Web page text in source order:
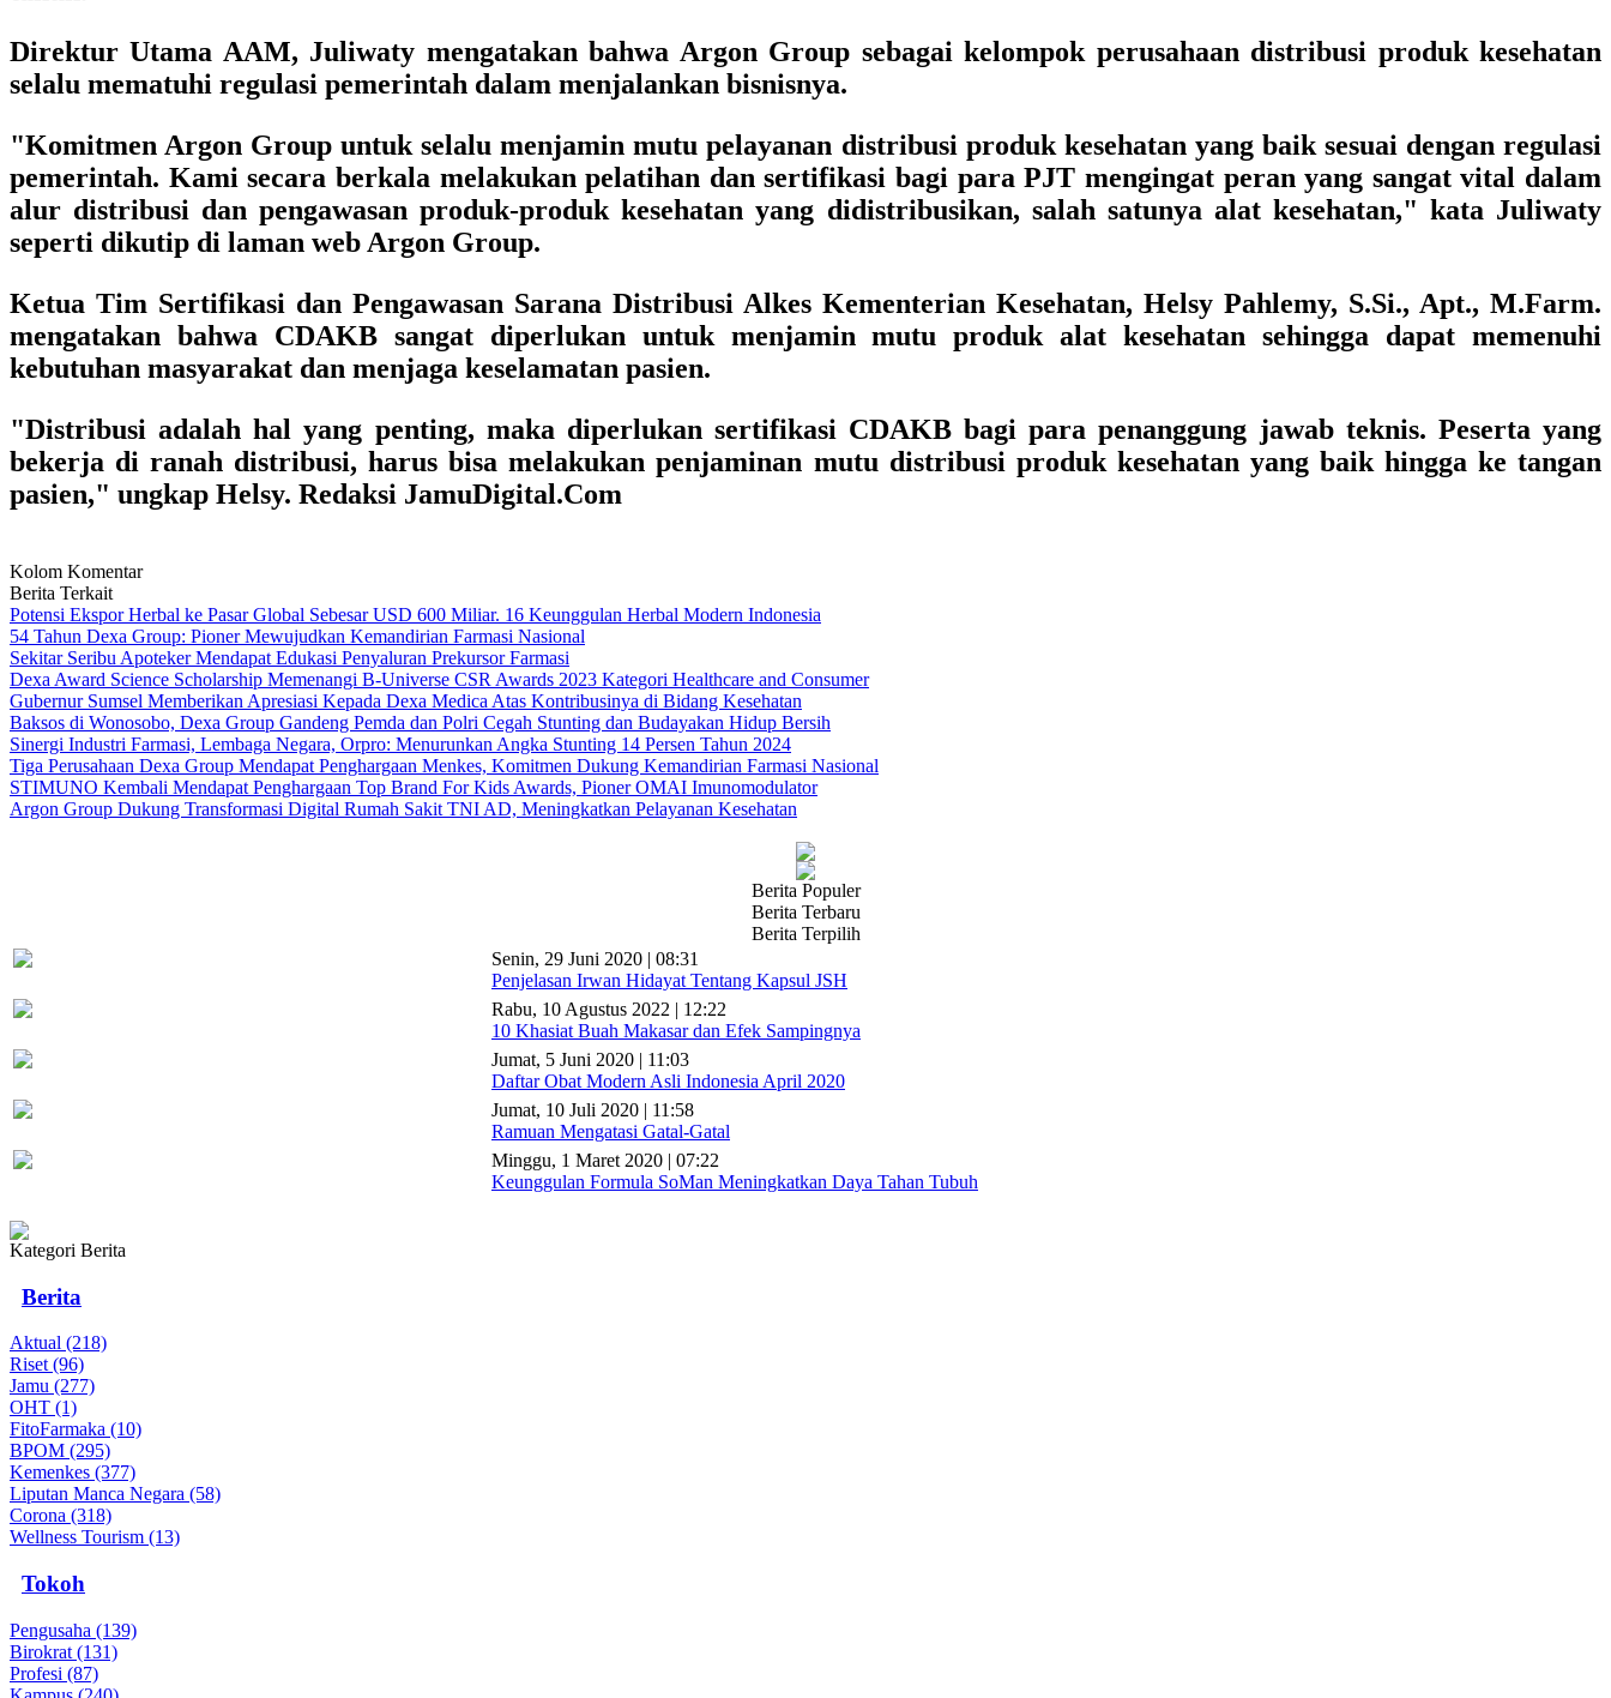
Direktur Utama AAM, Juliwaty mengatakan bahwa Argon Group sebagai kelompok perusahaan distribusi produk kesehatan
selalu mematuhi regulasi pemerintah dalam menjalankan bisnisnya.
"Komitmen Argon Group untuk selalu menjamin mutu pelayanan distribusi produk kesehatan yang baik sesuai dengan regulasi
pemerintah. Kami secara berkala melakukan pelatihan dan sertifikasi bagi para PJT mengingat peran yang sangat vital dalam
alur distribusi dan pengawasan produk-produk kesehatan yang didistribusikan, salah satunya alat kesehatan," kata Juliwaty
seperti dikutip di laman web Argon Group.
Ketua Tim Sertifikasi dan Pengawasan Sarana Distribusi Alkes Kementerian Kesehatan, Helsy Pahlemy, S.Si., Apt., M.Farm.
mengatakan bahwa CDAKB sangat diperlukan untuk menjamin mutu produk alat kesehatan sehingga dapat memenuhi
kebutuhan masyarakat dan menjaga keselamatan pasien.
"Distribusi adalah hal yang penting, maka diperlukan sertifikasi CDAKB bagi para penanggung jawab teknis. Peserta yang
bekerja di ranah distribusi, harus bisa melakukan penjaminan mutu distribusi produk kesehatan yang baik hingga ke tangan
pasien," ungkap Helsy. Redaksi JamuDigital.Com
Kolom Komentar
Berita Terkait
Potensi Ekspor Herbal ke Pasar Global Sebesar USD 600 Miliar. 16 Keunggulan Herbal Modern Indonesia
54 Tahun Dexa Group: Pioner Mewujudkan Kemandirian Farmasi Nasional
Sekitar Seribu Apoteker Mendapat Edukasi Penyaluran Prekursor Farmasi
Dexa Award Science Scholarship Memenangi B-Universe CSR Awards 2023 Kategori Healthcare and Consumer
Gubernur Sumsel Memberikan Apresiasi Kepada Dexa Medica Atas Kontribusinya di Bidang Kesehatan
Baksos di Wonosobo, Dexa Group Gandeng Pemda dan Polri Cegah Stunting dan Budayakan Hidup Bersih
Sinergi Industri Farmasi, Lembaga Negara, Orpro: Menurunkan Angka Stunting 14 Persen Tahun 2024
Tiga Perusahaan Dexa Group Mendapat Penghargaan Menkes, Komitmen Dukung Kemandirian Farmasi Nasional
STIMUNO Kembali Mendapat Penghargaan Top Brand For Kids Awards, Pioner OMAI Imunomodulator
Argon Group Dukung Transformasi Digital Rumah Sakit TNI AD, Meningkatkan Pelayanan Kesehatan
Berita Populer
Berita Terbaru
Berita Terpilih
Senin, 29 Juni 2020 | 08:31
Penjelasan Irwan Hidayat Tentang Kapsul JSH
Rabu, 10 Agustus 2022 | 12:22
10 Khasiat Buah Makasar dan Efek Sampingnya
Jumat, 5 Juni 2020 | 11:03
Daftar Obat Modern Asli Indonesia April 2020
Jumat, 10 Juli 2020 | 11:58
Ramuan Mengatasi Gatal-Gatal
Minggu, 1 Maret 2020 | 07:22
Keunggulan Formula SoMan Meningkatkan Daya Tahan Tubuh
Kategori Berita
Berita
Aktual (218)
Riset (96)
Jamu (277)
OHT (1)
FitoFarmaka (10)
BPOM (295)
Kemenkes (377)
Liputan Manca Negara (58)
Corona (318)
Wellness Tourism (13)
Tokoh
Pengusaha (139)
Birokrat (131)
Profesi (87)